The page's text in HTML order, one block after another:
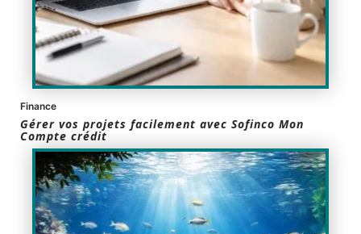
Finance
Gérer vos projets facilement avec Sofinco Mon
Compte crédit